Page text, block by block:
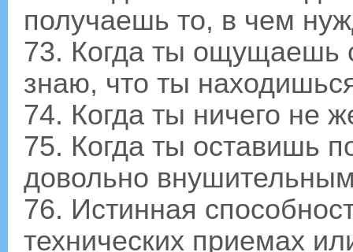
получаешь то, в чем
73. Когда ты ощущаешь
знаю, что ты
74. Когда ты ничего не
75. Когда ты оставишь
довольно
76. Истинная
технических приемах